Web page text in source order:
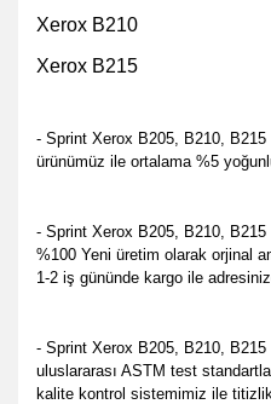
Xerox B210
Xerox B215
- Sprint Xerox B205, B210,
ürünümüz ile ortalama %5
- Sprint Xerox B205, B210,
%100 Yeni üretim olarak orjinal
1-2 iş gününde kargo ile
- Sprint Xerox B205, B210,
u luslararası ASTM test
kalite kontrol sistemimiz ile